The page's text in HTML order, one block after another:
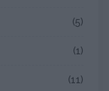
(5)
(1)
(11)